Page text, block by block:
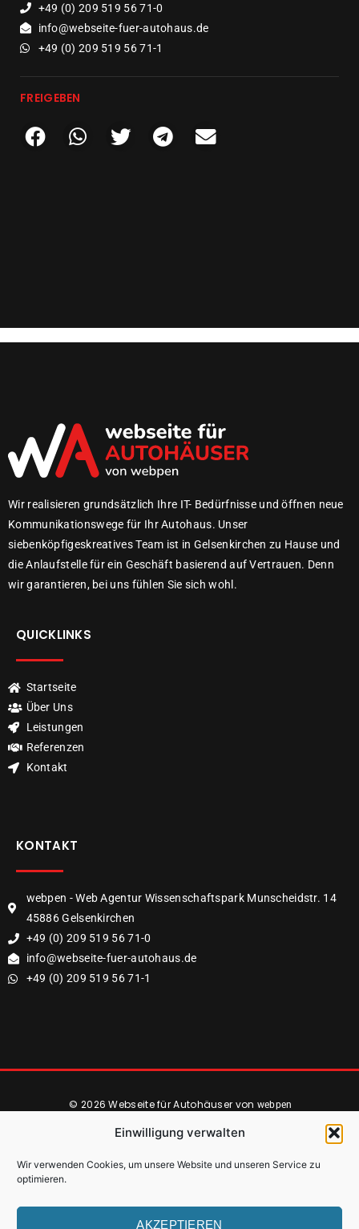
Einwilligung verwalten
Wir verwenden Cookies, um unsere Website und unseren Service zu
optimieren.
AKZEPTIEREN
+49 (0) 209 519 56 71-0
info@webseite-fuer-autohaus.de
+49 (0) 209 519 56 71-1
FREIGEBEN
Rückruf Anfordern
Wir realisieren grundsätzlich Ihre IT- Bedürfnisse und öffnen neue
Kommunikationswege für Ihr Autohaus. Unser
siebenköpfigeskreatives Team ist in Gelsenkirchen zu Hause und
die Anlaufstelle für ein Geschäft basierend auf Vertrauen. Denn
wir garantieren, bei uns fühlen Sie sich wohl.
QUICKLINKS
Startseite
Über Uns
Leistungen
Referenzen
Kontakt
KONTAKT
webpen - Web Agentur Wissenschaftspark Munscheidstr. 14
45886 Gelsenkirchen
+49 (0) 209 519 56 71-0
info@webseite-fuer-autohaus.de
+49 (0) 209 519 56 71-1
© 2026 Webseite für Autohäuser von webpen